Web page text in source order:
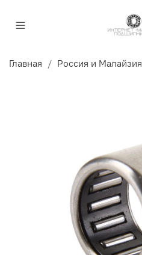
Главная Россия и Малайзия